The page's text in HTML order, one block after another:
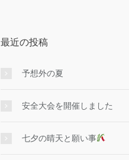
最近の投稿
予想外の夏
安全大会を開催しました
七夕の晴天と願い事